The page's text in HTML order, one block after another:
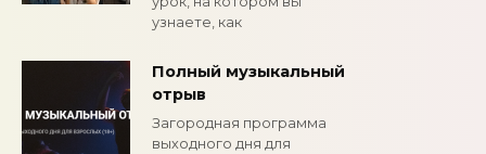
узнаете, как
Полный музыкальный
отрыв
Загородная программа
выходного дня для